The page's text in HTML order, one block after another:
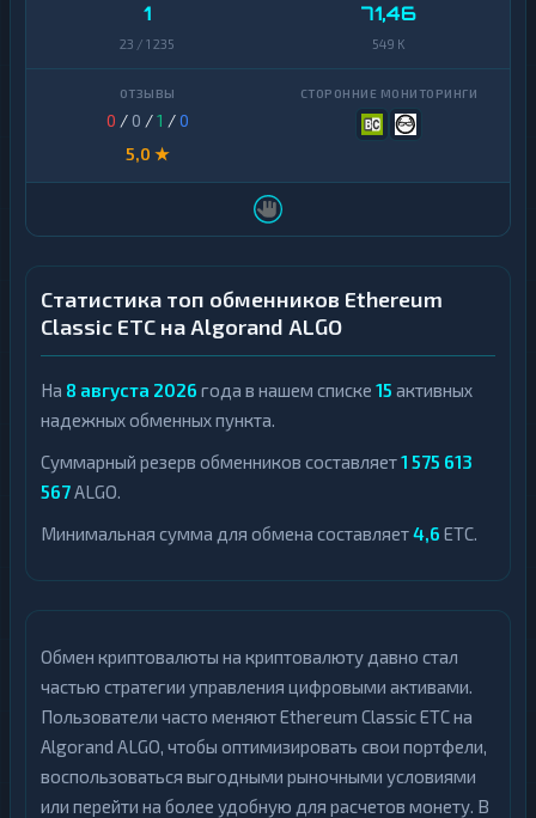
1
23 / 1 235
71,46
549 K
0 / 0 /1 /0
5,0 ★
Статистика топ обменников Ethereum
Classic ETC на Algorand ALGO
На 8 августа 2026 года в нашем списке 15 активных
надежных обменных пункта.
Суммарный резерв обменников составляет1 575 613
567ALGO.
Минимальная сумма для обмена составляет4,6 ETC.
Обмен криптовалюты на криптовалюту давно стал
частью стратегии управления цифровыми активами.
Пользователи часто меняют Ethereum Classic ETC на
Algorand ALGO, чтобы оптимизировать свои портфели,
воспользоваться выгодными рыночными условиями
или перейти на более удобную для расчетов монету. В